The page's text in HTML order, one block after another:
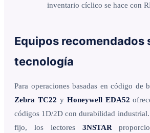
inventario cíclico se hace con
Equipos recomendados
tecnología
Para operaciones basadas en código de
Zebra TC22 y Honeywell EDA52
códigos 1D/2D con durabilidad industrial.
fijo, los lectores 3NSTAR